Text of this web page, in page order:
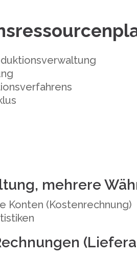
mehrere
Konten (Kostenrechnung)